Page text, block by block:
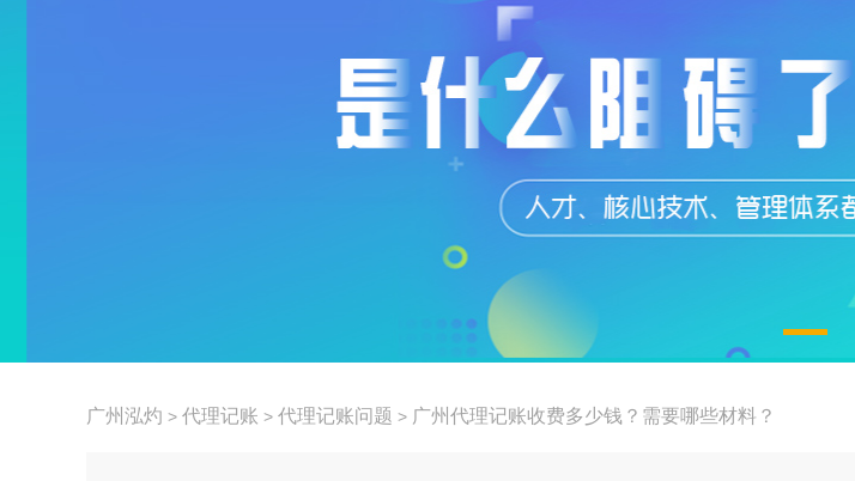
广州泓灼 > 代理记账 > 代理记账问题 > 广州代理记账收费多少钱？需要哪些材料？